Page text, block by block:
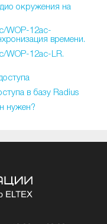
окружения на
WOP-12ac-
времени.
WOP-12ac-LR.
в базу Radius
нужен?